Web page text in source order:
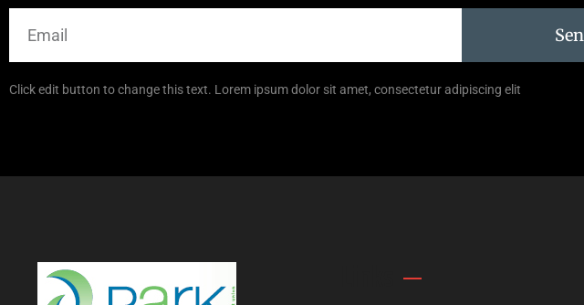
Click edit button to change this text. Lorem ipsum dolor sit amet, consectetur adipiscing elit